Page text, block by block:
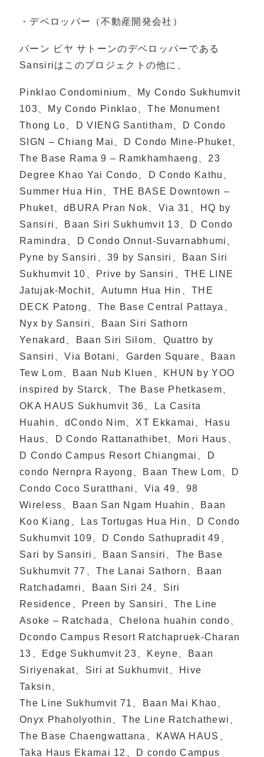
・デベロッパー（不動産開発会社）
バーン ピヤ サトーンのデベロッパーである
Sansiriはこのプロジェクトの他に、
Pinklao Condominium、My Condo Sukhumvit
103、My Condo Pinklao、The Monument
Thong Lo、D VIENG Santitham、D Condo
SIGN – Chiang Mai、D Condo Mine-Phuket、
The Base Rama 9 – Ramkhamhaeng、23
Degree Khao Yai Condo、D Condo Kathu、
Summer Hua Hin、THE BASE Downtown –
Phuket、dBURA Pran Nok、Via 31、HQ by
Sansiri、Baan Siri Sukhumvit 13、D Condo
Ramindra、D Condo Onnut-Suvarnabhumi、
Pyne by Sansiri、39 by Sansiri、Baan Siri
Sukhumvit 10、Prive by Sansiri、THE LINE
Jatujak-Mochit、Autumn Hua Hin、THE
DECK Patong、The Base Central Pattaya、
Nyx by Sansiri、Baan Siri Sathorn
Yenakard、Baan Siri Silom、Quattro by
Sansiri、Via Botani、Garden Square、Baan
Tew Lom、Baan Nub Kluen、KHUN by YOO
inspired by Starck、The Base Phetkasem、
OKA HAUS Sukhumvit 36、La Casita
Huahin、dCondo Nim、XT Ekkamai、Hasu
Haus、D Condo Rattanathibet、Mori Haus、
D Condo Campus Resort Chiangmai、D
condo Nernpra Rayong、Baan Thew Lom、D
Condo Coco Suratthani、Via 49、98
Wireless、Baan San Ngam Huahin、Baan
Koo Kiang、Las Tortugas Hua Hin、D Condo
Sukhumvit 109、D Condo Sathupradit 49、
Sari by Sansiri、Baan Sansiri、The Base
Sukhumvit 77、The Lanai Sathorn、Baan
Ratchadamri、Baan Siri 24、Siri
Residence、Preen by Sansiri、The Line
Asoke – Ratchada、Chelona huahin condo、
Dcondo Campus Resort Ratchapruek-Charan
13、Edge Sukhumvit 23、Keyne、Baan
Siriyenakat、Siri at Sukhumvit、Hive
Taksin、
The Line Sukhumvit 71、Baan Mai Khao、
Onyx Phaholyothin、The Line Ratchathewi、
The Base Chaengwattana、KAWA HAUS、
Taka Haus Ekamai 12、D condo Campus